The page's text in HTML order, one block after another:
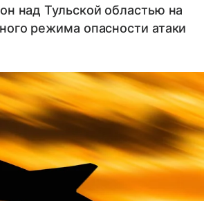
над Тульской областью на
режима опасности атаки